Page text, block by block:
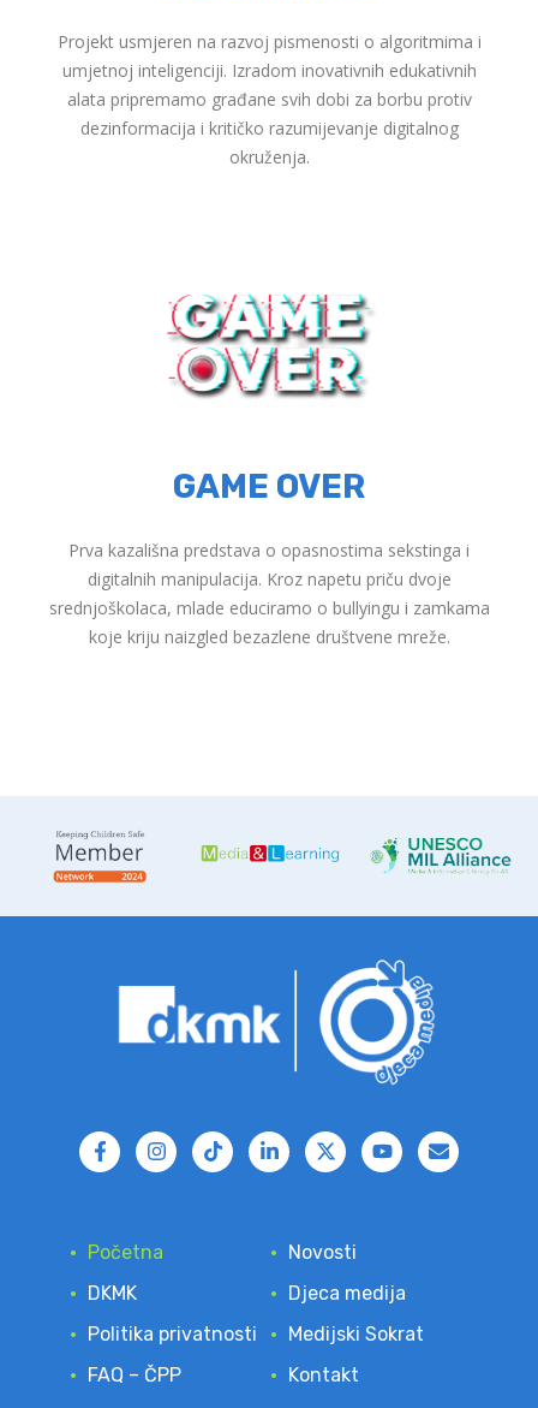
Projekt usmjeren na razvoj pismenosti o algoritmima i
umjetnoj inteligenciji. Izradom inovativnih edukativnih
alata pripremamo građane svih dobi za borbu protiv
dezinformacija i kritičko razumijevanje digitalnog
okruženja.
GAME OVER
Prva kazališna predstava o opasnostima sekstinga i
digitalnih manipulacija. Kroz napetu priču dvoje
srednjoškolaca, mlade educiramo o bullyingu i zamkama
koje kriju naizgled bezazlene društvene mreže.
Početna
Novosti
DKMK
Djeca medija
Politika privatnosti
Medijski Sokrat
FAQ – ČPP
Kontakt